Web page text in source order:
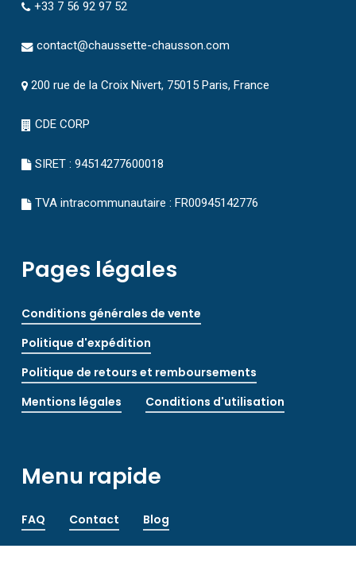
+33 7 56 92 97 52
contact@chaussette-chausson.com
200 rue de la Croix Nivert, 75015 Paris, France
CDE CORP
SIRET : 94514277600018
TVA intracommunautaire : FR00945142776
Pages légales
Conditions générales de vente
Politique d'expédition
Politique de retours et remboursements
Mentions légales
Conditions d'utilisation
Menu rapide
FAQ Contact Blog